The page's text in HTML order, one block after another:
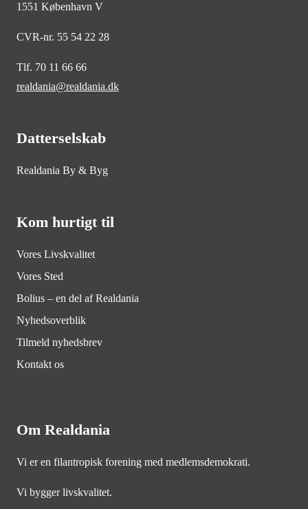
1551 København V
CVR-nr. 55 54 22 28
Tlf. 70 11 66 66
realdania@realdania.dk
Datterselskab
Realdania By & Byg
Kom hurtigt til
Vores Livskvalitet
Vores Sted
Bolius – en del af Realdania
Nyhedsoverblik
Tilmeld nyhedsbrev
Kontakt os
Om Realdania
Vi er en filantropisk forening med medlemsdemokrati.
Vi bygger livskvalitet.